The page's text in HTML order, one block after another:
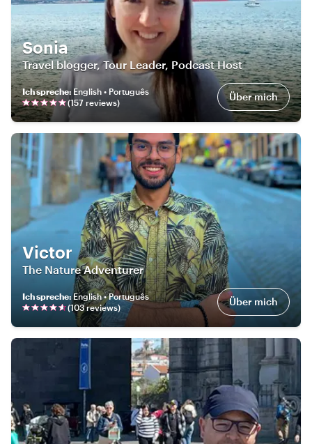
Sonia
Travel blogger, Tour Leader, Podcast Host
Ich spreche: English • Português
(157 reviews) Über mich
Victor
The Nature Adventurer
Ich spreche:English • Português
(103reviews) Über mich